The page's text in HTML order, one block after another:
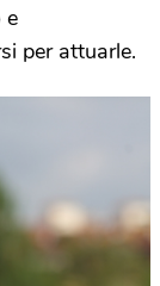
e
per attuarle.